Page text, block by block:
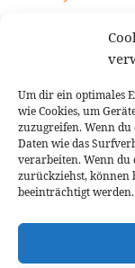
Um dir ein optimales
wie Cookies, um
zuzugreifen. Wenn
Daten wie das
verarbeiten. Wenn
zurückziehst, können
beeinträchtigt werden.
Videoeffekte Vlogit